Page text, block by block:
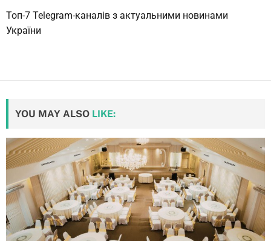
Топ-7 Telegram-каналів з актуальними новинами
України
YOU MAY ALSO LIKE: